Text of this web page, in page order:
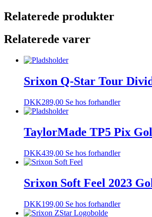
Relaterede produkter
Relaterede varer
Srixon Q-Star Tour
DKK289,00 Se hos forhandler
TaylorMade TP5 Pix
DKK439,00 Se hos forhandler
Srixon Soft Feel 2023
DKK199,00 Se hos forhandler